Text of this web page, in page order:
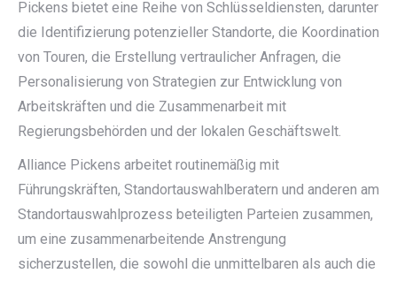
Pickens bietet eine Reihe von Schlüsseldiensten, darunter
die Identifizierung potenzieller Standorte, die Koordination
von Touren, die Erstellung vertraulicher Anfragen, die
Personalisierung von Strategien zur Entwicklung von
Arbeitskräften und die Zusammenarbeit mit
Regierungsbehörden und der lokalen Geschäftswelt.
Alliance Pickens arbeitet routinemäßig mit
Führungskräften, Standortauswahlberatern und anderen am
Standortauswahlprozess beteiligten Parteien zusammen,
um eine zusammenarbeitende Anstrengung
sicherzustellen, die sowohl die unmittelbaren als auch die